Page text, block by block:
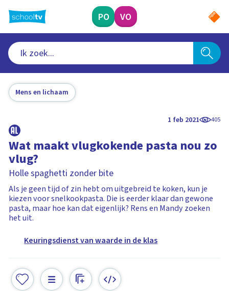
naar
hoofdinhoud
PO VO
Mens en lichaam
1 feb 2021 405
Wat maakt vlugkokende pasta nou zo
vlug?
Holle spaghetti zonder bite
Als je geen tijd of zin hebt om uitgebreid te koken, kun je
kiezen voor snelkookpasta. Die is eerder klaar dan gewone
pasta, maar hoe kan dat eigenlijk? Rens en Mandy zoeken
het uit.
Keuringsdienst van waarde in de klas